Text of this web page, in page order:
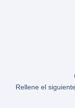
Rellene el